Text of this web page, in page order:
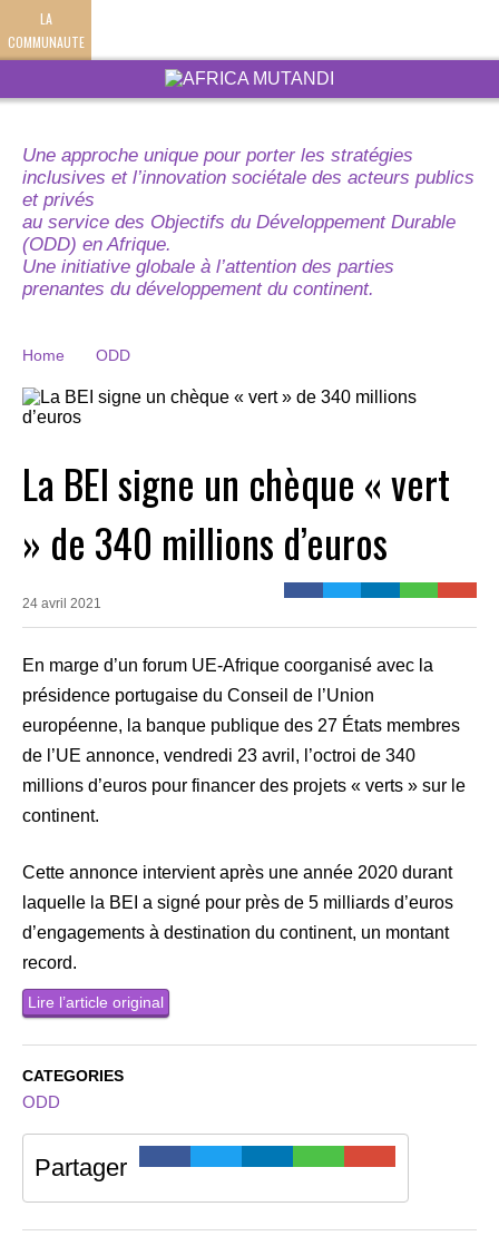
LA
COMMUNAUTE
Une approche unique pour porter les stratégies
inclusives et l’innovation sociétale des acteurs publics
et privés
au service des Objectifs du Développement Durable
(ODD) en Afrique.
Une initiative globale à l’attention des parties
prenantes du développement du continent.
Home ODD
La BEI signe un chèque « vert
» de 340 millions d’euros
24 avril 2021
En marge d’un forum UE-Afrique coorganisé avec la
présidence portugaise du Conseil de l’Union
européenne, la banque publique des 27 États membres
de l’UE annonce, vendredi 23 avril, l’octroi de 340
millions d’euros pour financer des projets « verts » sur le
continent.
Cette annonce intervient après une année 2020 durant
laquelle la BEI a signé pour près de 5 milliards d’euros
d’engagements à destination du continent, un montant
record.
Lire l’article original
CATEGORIES
ODD
Partager